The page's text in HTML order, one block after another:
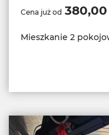
Cena już od 380,00
Mieszkanie 2